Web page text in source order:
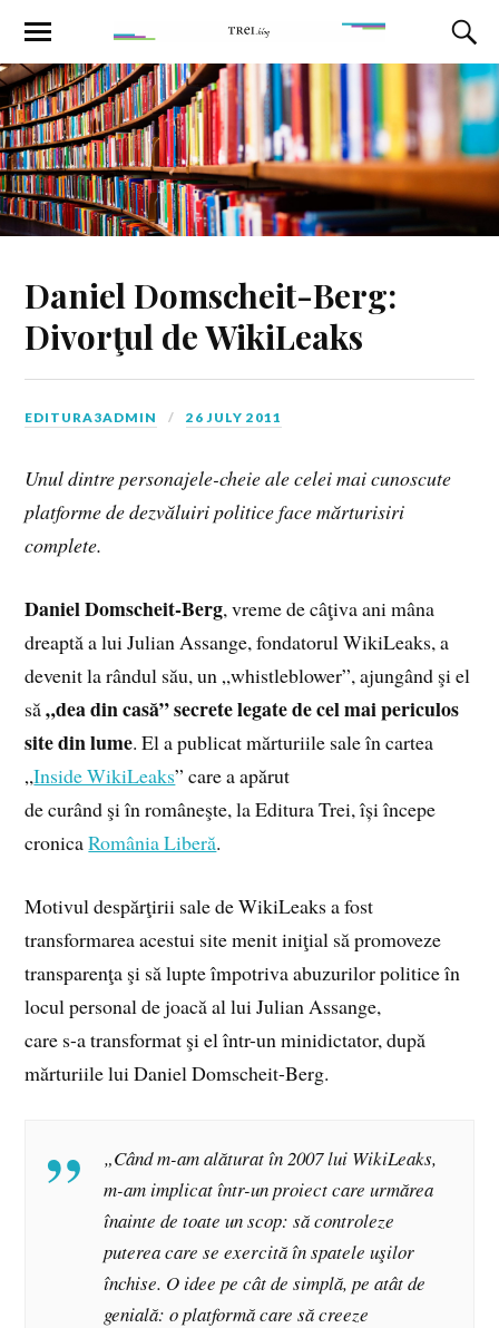
Daniel Domscheit-Berg:
Divorţul de WikiLeaks
EDITURA3ADMIN 26 JULY 2011
Unul dintre personajele-cheie ale celei mai cunoscute
platforme de dezvăluiri politice face mărturisiri
complete.
Daniel Domscheit-Berg, vreme de câţiva ani mâna
dreaptă a lui Julian Assange, fondatorul WikiLeaks, a
devenit la rândul său, un „whistleblower”, ajungând şi el
să„dea din casă” secrete legate de cel mai periculos
site din lume. El a publicat mărturiile sale în cartea
„Inside WikiLeaks” care a apărut
de curând şi în româneşte, la Editura Trei, își începe
cronicaRomânia Liberă.
Motivul des­părţirii sale de WikiLeaks a fost
transformarea acestui site menit iniţial să promoveze
transparenţa şi să lupte împotriva abuzurilor politice în
locul personal de joacă al lui Julian Assange,
care s-a transformat şi el într-un minidictator, după
mărturiile lui Daniel Domscheit-Berg.
„Când m-am alăturat în 2007 lui WikiLeaks,
m-am implicat într-un proiect care urmărea
înainte de toate un scop: să controleze
puterea care se exercită în spatele uşilor
închise. O idee pe cât de simplă, pe atât de
genială: o platformă care să creeze